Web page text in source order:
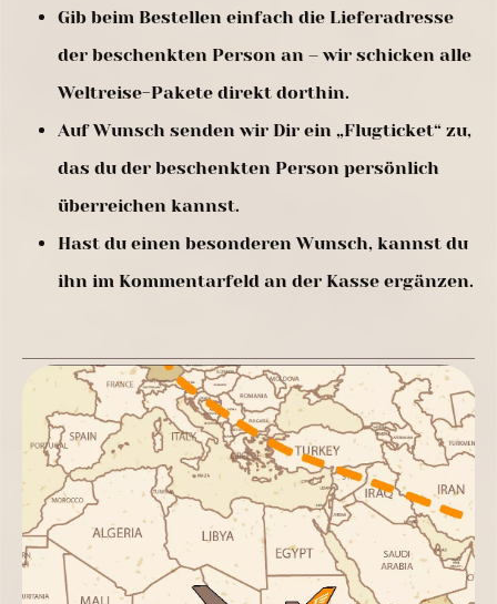
Gib beim Bestellen einfach die Lieferadresse
der beschenkten Person an – wir schicken alle
Weltreise-Pakete direkt dorthin.
Auf Wunsch senden wir Dir ein „Flugticket“ zu,
das du der beschenkten Person persönlich
überreichen kannst.
Hast du einen besonderen Wunsch, kannst du
ihn im Kommentarfeld an der Kasse ergänzen.